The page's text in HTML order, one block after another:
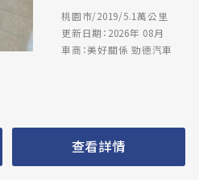
桃園市/2019/5.1萬公里
更新日期：2026年 08月
車商：美好關係 勁德汽車
查看詳情